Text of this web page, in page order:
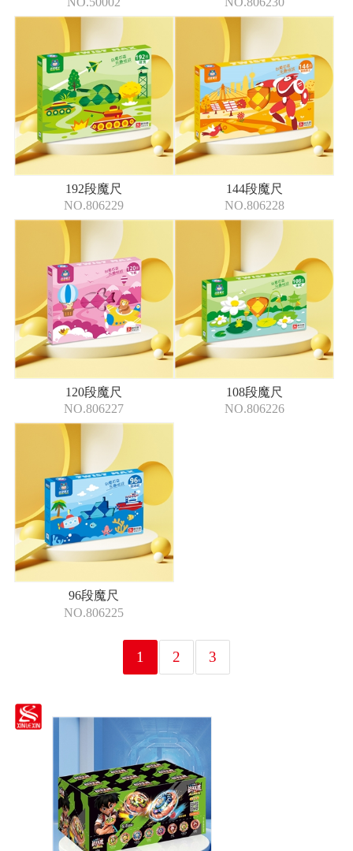
192段魔尺
NO.806229
144段魔尺
NO.806228
120段魔尺
NO.806227
108段魔尺
NO.806226
96段魔尺
NO.806225
1 2 3